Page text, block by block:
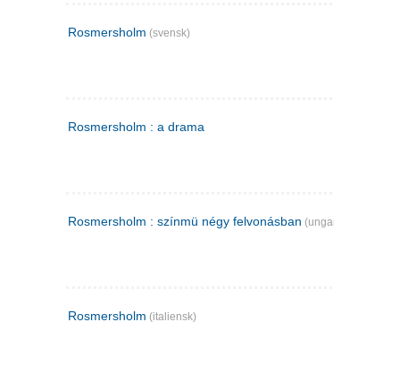
Rosmersholm (svensk)
Rosmersholm : a drama
Rosmersholm : színmü négy felvonásban (ungarsk)
Rosmersholm (italiensk)